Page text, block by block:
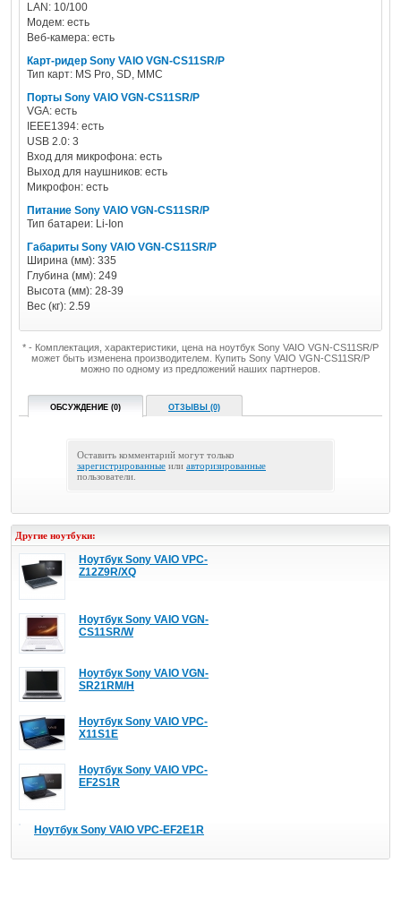
LAN: 10/100
Модем: есть
Веб-камера: есть
Карт-ридер Sony VAIO VGN-CS11SR/P
Тип карт: MS Pro, SD, MMC
Порты Sony VAIO VGN-CS11SR/P
VGA: есть
IEEE1394: есть
USB 2.0: 3
Вход для микрофона: есть
Выход для наушников: есть
Микрофон: есть
Питание Sony VAIO VGN-CS11SR/P
Тип батареи: Li-Ion
Габариты Sony VAIO VGN-CS11SR/P
Ширина (мм): 335
Глубина (мм): 249
Высота (мм): 28-39
Вес (кг): 2.59
* - Комплектация, характеристики, цена на ноутбук Sony VAIO VGN-CS11SR/P
может быть изменена производителем. Купить Sony VAIO VGN-CS11SR/P
можно по одному из предложений наших партнеров.
ОБСУЖДЕНИЕ (0) ОТЗЫВЫ (0)
Оставить комментарий могут только
зарегистрированные или авторизированные
пользователи.
Другие ноутбуки:
Ноутбук Sony VAIO VPC-
Z12Z9R/XQ
Ноутбук Sony VAIO VGN-
CS11SR/W
Ноутбук Sony VAIO VGN-
SR21RM/H
Ноутбук Sony VAIO VPC-
X11S1E
Ноутбук Sony VAIO VPC-
EF2S1R
Ноутбук Sony VAIO VPC-EF2E1R